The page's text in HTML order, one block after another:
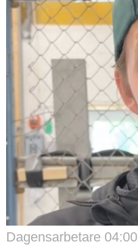
Dagensarbetare 04:00